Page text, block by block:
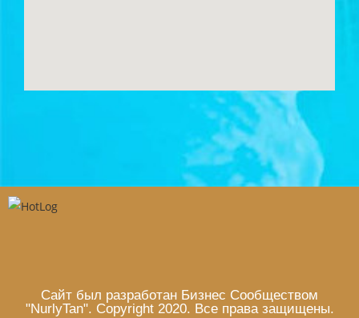
Сайт был разработан Бизнес Сообществом
"NurlyTan". Copyright 2020. Все права защищены.